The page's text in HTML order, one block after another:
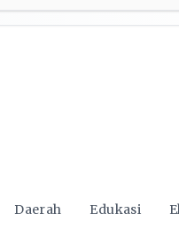
Daerah Edukasi